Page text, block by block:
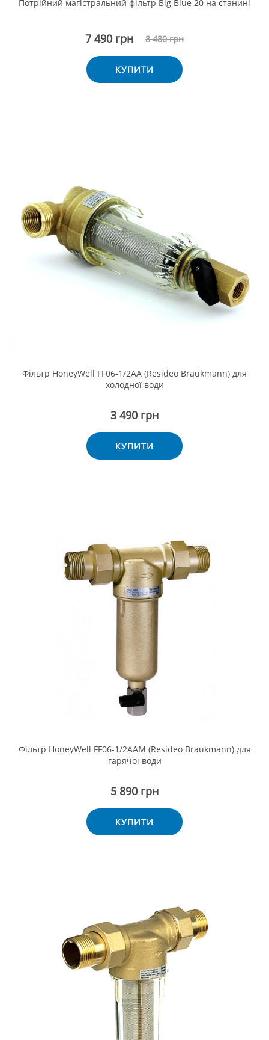
Потрійний магістральний фільтр Big Blue 20 на станині
7 490 грн 8 480 грн
КУПИТИ
Фільтр HoneyWell FF06-1/2AA (Resideo Braukmann) для
холодної води
3 490 грн
КУПИТИ
Фільтр HoneyWell FF06-1/2ААМ (Resideo Braukmann) для
гарячої води
5 890 грн
КУПИТИ